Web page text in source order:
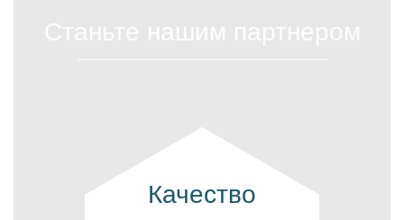
Качество